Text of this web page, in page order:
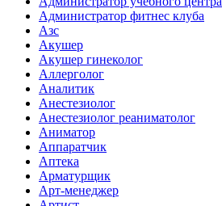
Администратор фитнес клуба
Азс
Акушер
Акушер гинеколог
Аллерголог
Аналитик
Анестезиолог
Анестезиолог реаниматолог
Аниматор
Аппаратчик
Аптека
Арматурщик
Арт-менеджер